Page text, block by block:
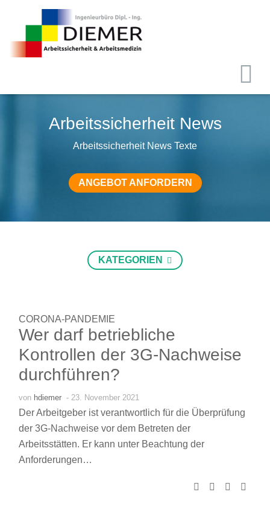
Arbeitssicherheit News
Arbeitssicherheit News Texte
ANGEBOT ANFORDERN
KATEGORIEN
CORONA-PANDEMIE
Wer darf betriebliche
Kontrollen der 3G-Nachweise
durchführen?
von hdiemer - 23. November 2021
Der Arbeitgeber ist verantwortlich für die Überprüfung
der 3G-Nachweise vor dem Betreten der
Arbeitsstätten. Er kann unter Beachtung der
Anforderungen…